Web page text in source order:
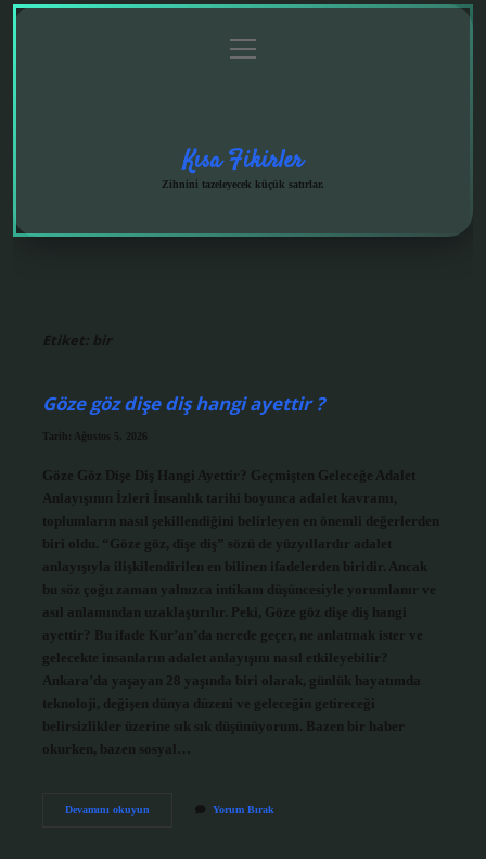
menüyü
aç
Kısa Fikirler
Zihnini tazeleyecek küçük satırlar.
Etiket: bir
Göze göz dişe diş hangi ayettir ?
Tarih: Ağustos 5, 2026
Göze Göz Dişe Diş Hangi Ayettir? Geçmişten Geleceğe Adalet
Anlayışının İzleri İnsanlık tarihi boyunca adalet kavramı,
toplumların nasıl şekillendiğini belirleyen en önemli değerlerden
biri oldu. “Göze göz, dişe diş” sözü de yüzyıllardır adalet
anlayışıyla ilişkilendirilen en bilinen ifadelerden biridir. Ancak
bu söz çoğu zaman yalnızca intikam düşüncesiyle yorumlanır ve
asıl anlamından uzaklaştırılır. Peki, Göze göz dişe diş hangi
ayettir? Bu ifade Kur’an’da nerede geçer, ne anlatmak ister ve
gelecekte insanların adalet anlayışını nasıl etkileyebilir?
Ankara’da yaşayan 28 yaşında biri olarak, günlük hayatımda
teknoloji, değişen dünya düzeni ve geleceğin getireceği
belirsizlikler üzerine sık sık düşünüyorum. Bazen bir haber
okurken, bazen sosyal…
Devamını okuyunGöze
Yorum Bırak